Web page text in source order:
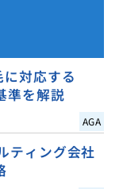
に対応する
準を解説
AGA
ティング会社